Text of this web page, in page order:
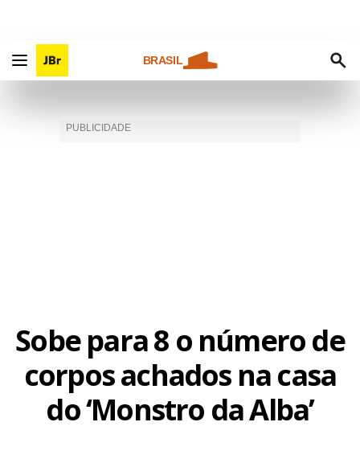
BRASIL
Sobe para 8 o número de
corpos achados na casa
do ‘Monstro da Alba’